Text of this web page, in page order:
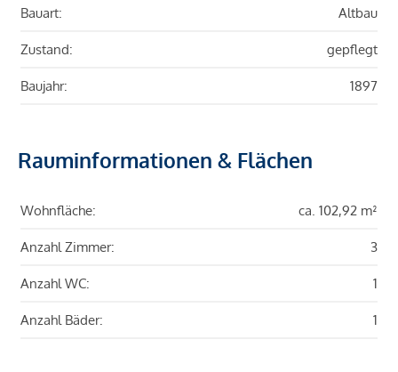
Bauart: Altbau
Zustand: gepflegt
Baujahr: 1897
Rauminformationen & Flächen
Wohnfläche: ca. 102,92 m²
Anzahl Zimmer: 3
Anzahl WC: 1
Anzahl Bäder: 1